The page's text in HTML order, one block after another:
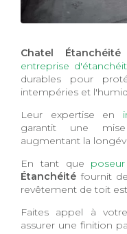
Chatel Étanchéité
entreprise
durables pour
intempéries et
Leur expertise en
garantit une
augmentant la
En tant que
Étanchéité fournit
revêtement de toit
Faites appel à
assurer une finition